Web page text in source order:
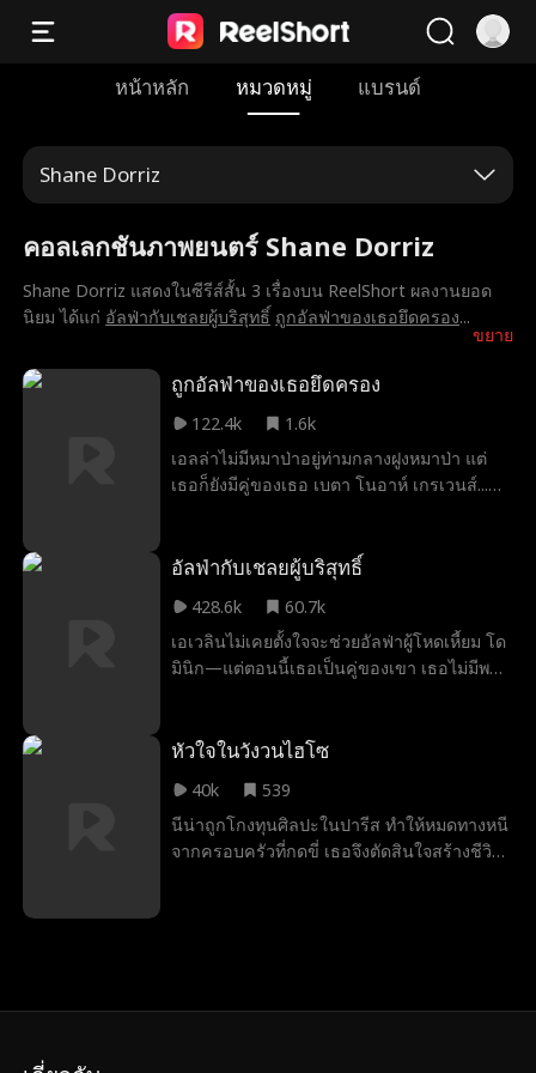
หน้าหลัก หมวดหมู่ แบรนด์
Shane Dorriz
คอลเลกชันภาพยนตร์ Shane Dorriz
ขยาย
Shane Dorriz แสดงในซีรีส์สั้น 3 เรื่องบน ReelShort ผลงานยอด
นิยม ได้แก่ อัลฟ่ากับเชลยผู้บริสุทธิ์ ถูกอัลฟ่าของเธอยึดครอง...
ถูกอัลฟ่าของเธอยึดครอง
122.4k
1.6k
เอลล่าไม่มีหมาป่าอยู่ท่ามกลางฝูงหมาป่า แต่
เธอก็ยังมีคู่ของเธอ เบตา โนอาห์ เกรเวนส์...
รักเลียม เกรเวนส์ พี่ชายของโนอาห์ ซึ่งเป็น
เธอมาตั้งแต่เด็กและรู้ว่าเธอคือคู่ครองที่ถูก
กำหนดไว้ของเขา แต่ด้วยคู่แข่งที่อิจฉา อดีตที่
ขมขื่น และโลกสองใบที่ทำให้พวกเขาแยกจาก
อัลฟ่ากับเชลยผู้บริสุทธิ์
428.6k
60.7k
เอเวลินไม่เคยตั้งใจจะช่วยอัลฟ่าผู้โหดเหี้ยม โด
มินิก—แต่ตอนนี้เธอเป็นคู่ของเขา เธอไม่มีพลัง
เป็นของเขา เธอพยายามหนี แต่ยิ่งเธอต่อต้าน
สิ่งที่ทำให้เธอกลัวที่สุด? คือเธอเริ่มโหยหา
เขา...มากกว่าสิ่งใด
หัวใจในวังวนไฮโซ
40k
539
นีน่าถูกโกงทุนศิลปะในปารีส ทำให้หมดทางหนี
จากครอบครัวที่กดขี่ เธอจึงตัดสินใจสร้างชีวิต
จริงที่ปกปิดไว้นี้จะทำลายทุกอย่าง หรือจะกลาย